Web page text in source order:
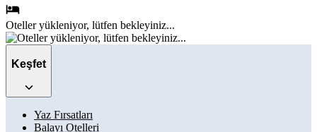
Otelleryükleniyor, lütfen bekleyiniz...
Keşfet
Yaz Fırsatları
Balayı Otelleri